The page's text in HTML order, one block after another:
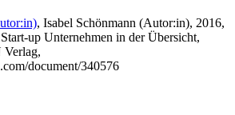
, Isabel Schönmann (Autor:in), 2016,
up Unternehmen in der Übersicht,
document/340576